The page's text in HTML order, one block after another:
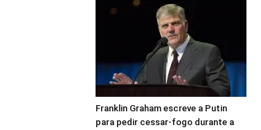
Franklin Graham escreve a Putin
para pedir cessar-fogo durante a